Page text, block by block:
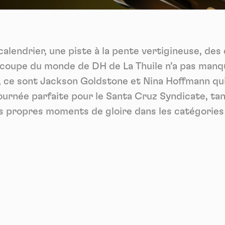
une piste à la pente vertigineuse,
du monde de DH de La Thuile n’a pas
sont Jackson Goldstone et Nina Hoffmann
parfaite pour le Santa Cruz Syndicate,
propres moments de gloire dans les
de recevoir cette lettre d'information et je comprends que je peux
Je m’abonne
Vidéos
Vimeo interdit -Ce service peut déposer 8 cookies.
Autoriser Interdire
YouTube interdit - Ce service peut déposer 4 cookies.
Autoriser Interdire